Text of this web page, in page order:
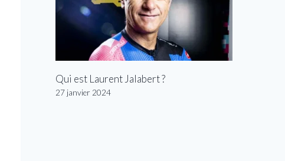
Qui est Laurent Jalabert ?
27 janvier 2024